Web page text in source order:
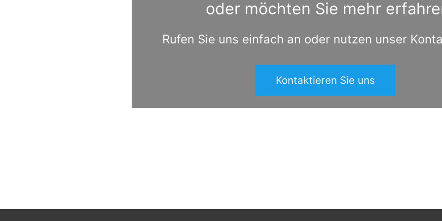
oder möchten Sie mehr
Rufen Sie uns einfach an oder nutzen unser
Kontaktieren Sie uns